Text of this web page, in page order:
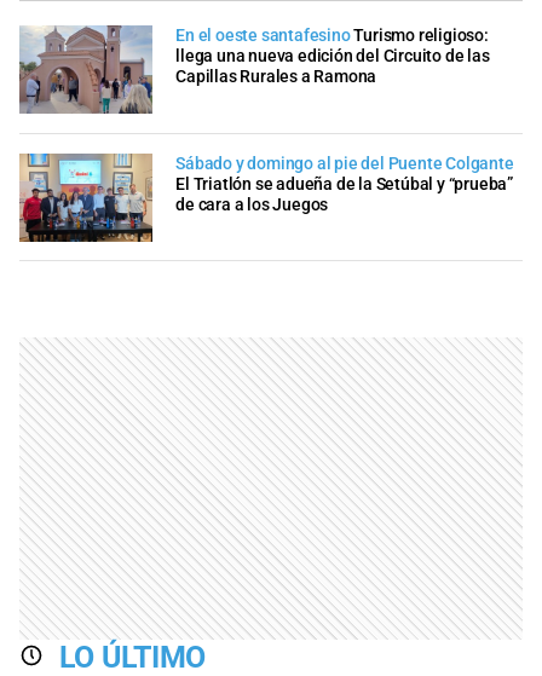
En el oeste santafesinoTurismo religioso:
llega una nueva edición del Circuito de las
Capillas Rurales a Ramona
Sábado y domingo al pie del Puente Colgante
El Triatlón se adueña de la Setúbal y “prueba”
de cara a los Juegos
LO ÚLTIMO